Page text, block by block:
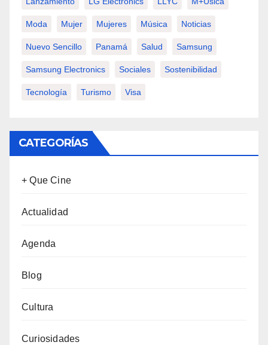
Moda Mujer Mujeres Música Noticias
Nuevo Sencillo Panamá Salud Samsung
Samsung Electronics Sociales Sostenibilidad
Tecnología Turismo Visa
CATEGORÍAS
+ Que Cine
Actualidad
Agenda
Blog
Cultura
Curiosidades